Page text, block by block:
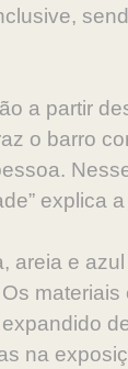
a partir
o barro
explica a
areia e
na